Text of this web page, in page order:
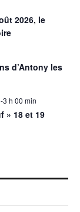
2026, le
d’Antony les
3 h 00 min
» 18 et 19